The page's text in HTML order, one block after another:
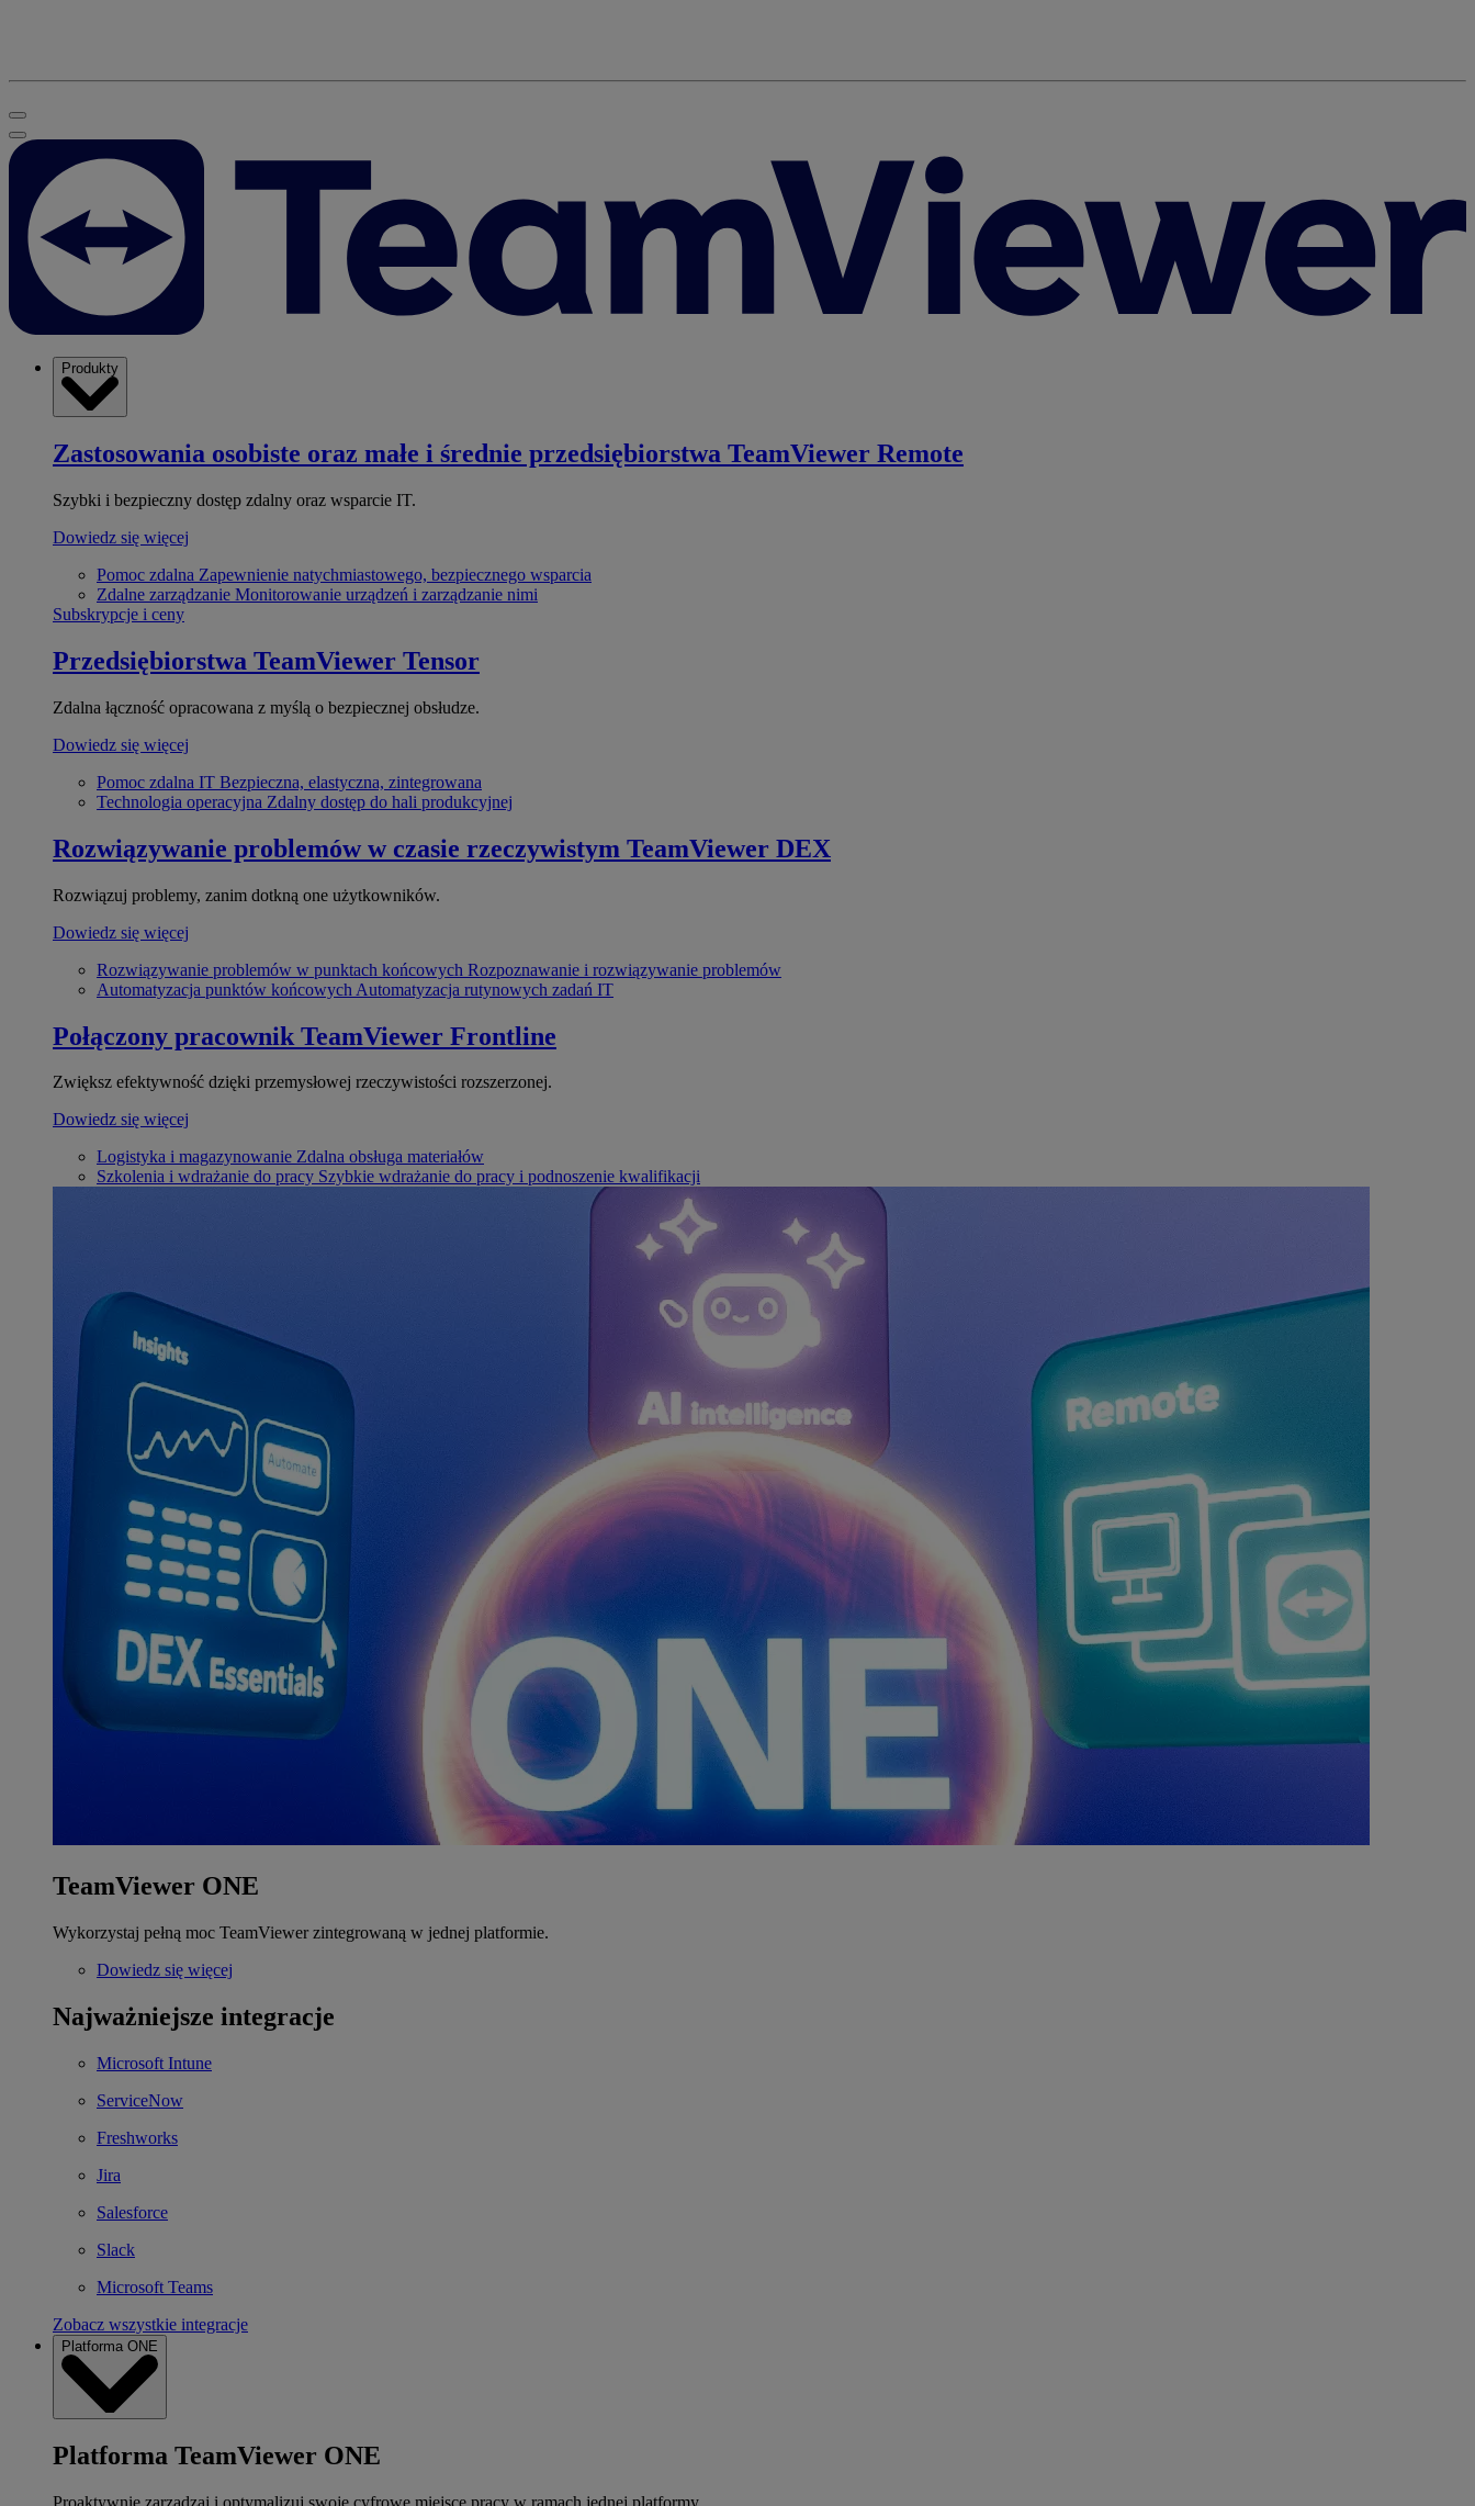
Produkty
Zastosowania osobiste oraz małe i średnie przedsiębiorstwa TeamViewer Remote
Szybki i bezpieczny dostęp zdalny oraz wsparcie IT.
Dowiedz się więcej
Pomoc zdalna Zapewnienie natychmiastowego, bezpiecznego wsparcia
Zdalne zarządzanie Monitorowanie urządzeń i zarządzanie nimi
Subskrypcje i ceny
Przedsiębiorstwa TeamViewer Tensor
Zdalna łączność opracowana z myślą o bezpiecznej obsłudze.
Dowiedz się więcej
Pomoc zdalna IT Bezpieczna, elastyczna, zintegrowana
Technologia operacyjna Zdalny dostęp do hali produkcyjnej
Rozwiązywanie problemów w czasie rzeczywistym TeamViewer DEX
Rozwiązuj problemy, zanim dotkną one użytkowników.
Dowiedz się więcej
Rozwiązywanie problemów w punktach końcowych Rozpoznawanie i rozwiązywanie problemów
Automatyzacja punktów końcowych Automatyzacja rutynowych zadań IT
Połączony pracownik TeamViewer Frontline
Zwiększ efektywność dzięki przemysłowej rzeczywistości rozszerzonej.
Dowiedz się więcej
Logistyka i magazynowanie Zdalna obsługa materiałów
Szkolenia i wdrażanie do pracy Szybkie wdrażanie do pracy i podnoszenie kwalifikacji
TeamViewer ONE
Wykorzystaj pełną moc TeamViewer zintegrowaną w jednej platformie.
Dowiedz się więcej
Najważniejsze integracje
Microsoft Intune
ServiceNow
Freshworks
Jira
Salesforce
Slack
Microsoft Teams
Zobacz wszystkie integracje
Platforma ONE
Platforma TeamViewer ONE
Proaktywnie zarządzaj i optymalizuj swoje cyfrowe miejsce pracy w ramach jednej platformy.